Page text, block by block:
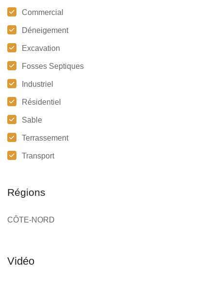
Commercial
Déneigement
Excavation
Fosses Septiques
Industriel
Résidentiel
Sable
Terrassement
Transport
Régions
CÔTE-NORD